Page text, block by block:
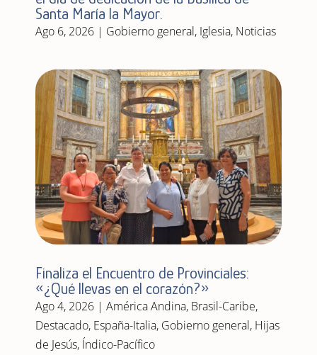
Santa María la Mayor.
Ago 6, 2026| Gobierno general, Iglesia, Noticias
Finaliza el Encuentro de Provinciales:
«¿Qué llevas en el corazón?»
Ago 4, 2026| América Andina, Brasil-Caribe,
Destacado, España-Italia, Gobierno general, Hijas
de Jesús, Índico-Pacífico